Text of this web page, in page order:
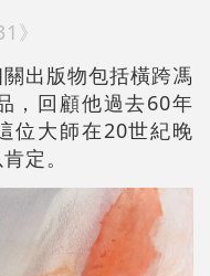
》
出版物包括橫跨馮
，回顧他過去60年
位大師在20世紀晚
定。